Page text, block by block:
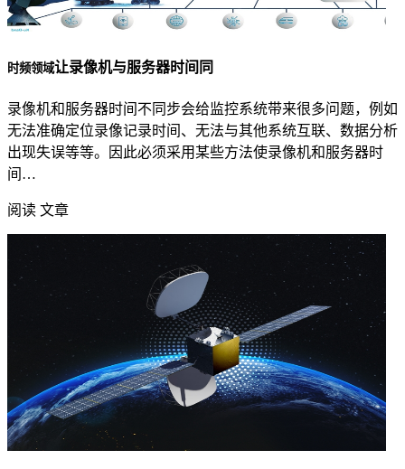
时频领域让录像机与服务器时间同
录像机和服务器时间不同步会给监控系统带来很多问题，例如
无法准确定位录像记录时间、无法与其他系统互联、数据分析
出现失误等等。因此必须采用某些方法使录像机和服务器时
间…
阅读 文章